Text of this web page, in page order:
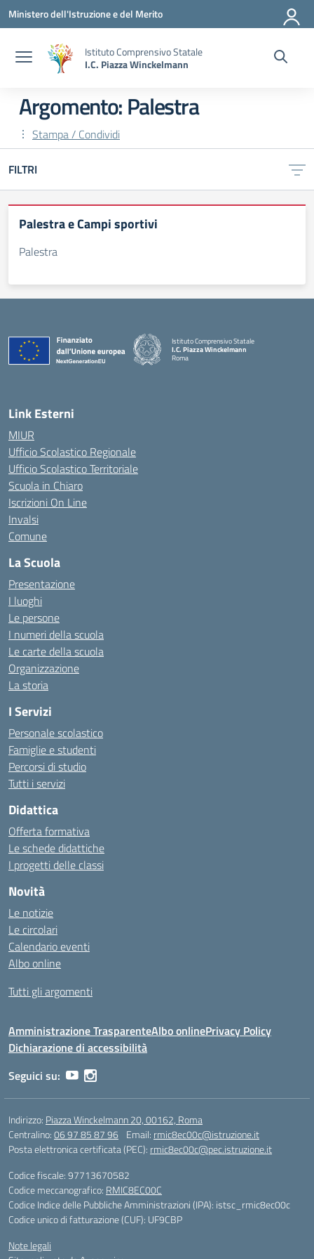
Vai ai contenuti
Vai al menu di navigazione
Vai al footer
Ministero dell'Istruzione e del Merito
Istituto Comprensivo Statale
I.C. Piazza Winckelmann
Argomento: Palestra
Stampa / Condividi
FILTRI
Palestra e Campi sportivi
Palestra
Istituto Comprensivo Statale
I.C. Piazza Winckelmann
Roma
Link Esterni
MIUR
Ufficio Scolastico Regionale
Ufficio Scolastico Territoriale
Scuola in Chiaro
Iscrizioni On Line
Invalsi
Comune
La Scuola
Presentazione
I luoghi
Le persone
I numeri della scuola
Le carte della scuola
Organizzazione
La storia
I Servizi
Personale scolastico
Famiglie e studenti
Percorsi di studio
Tutti i servizi
Didattica
Offerta formativa
Le schede didattiche
I progetti delle classi
Novità
Le notizie
Le circolari
Calendario eventi
Albo online
Tutti gli argomenti
Amministrazione TrasparenteAlbo onlinePrivacy Policy
Dichiarazione di accessibilità
Seguici su:
Indirizzo: Piazza Winckelmann 20, 00162, Roma
Centralino:06 97 85 87 96 Email: rmic8ec00c@istruzione.it
Posta elettronica certificata (PEC): rmic8ec00c@pec.istruzione.it
Codice fiscale: 97713670582
Codice meccanografico: RMIC8EC00C
Codice Indice delle Pubbliche Amministrazioni (IPA): istsc_rmic8ec00c
Codice unico di fatturazione (CUF): UF9CBP
Note legali